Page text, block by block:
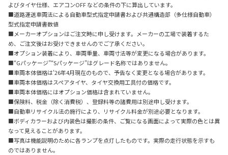
よびタイヤ仕様、エアコンOFF などの条件の下に算出しています。
■道路運送車両法による自動車型式指定申請書および共通構造部（多仕様自動車）
型式指定申請書数値
■メーカーオプションはご注文時に申し受けます。メーカーの工場で装着するた
め、ご注文後はお受けできませんのでご了承ください。
■オプション装着により、車両重量、車両寸法等が変更になる場合があります。
■“Gパッケージ”“Sパッケージ”はグレード名称ではありません。
■車両本体価格は'26年4月現在のもので、予告なく変更となる場合があります。
■車両本体価格はスペアタイヤ、タイヤ交換用工具付の価格です。
■車両本体価格にはオプション価格は含まれていません。
■保険料、税金（除く消費税）、登録料等の諸費用は別途申し受けます。
■自動車リサイクル法の施行により、リサイクル料金が別途必要となります。
■ボディカラーおよび内装色は撮影の条件、ご覧になる画面によって実際の色とは異
なって見えることがあります。
■写真は機能説明のために各ランプを点灯したものです。実際の走行状態を示すも
のではありません。